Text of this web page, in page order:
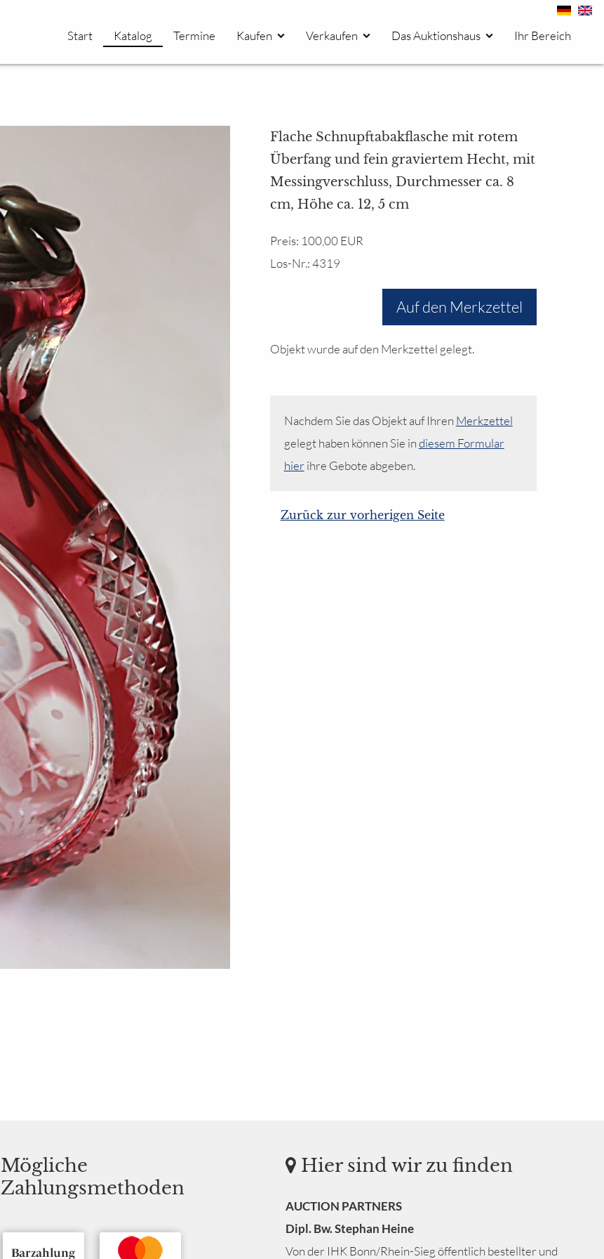
Start Katalog Termine Kaufen Verkaufen Das Auktionshaus Ihr Bereich
Flache Schnupftabakflasche mit rotem
Überfang und fein graviertem Hecht, mit
Messingverschluss, Durchmesser ca. 8
cm, Höhe ca. 12, 5 cm
Preis: 100,00 EUR
Los-Nr.: 4319
Auf den Merkzettel
Objekt wurde auf den Merkzettel gelegt.
Nachdem Sie das Objekt auf Ihren Merkzettel
gelegt haben können Sie indiesem Formular
hierihre Gebote abgeben.
Zurück zur vorherigen Seite
Mögliche
Zahlungsmethoden
Hier sind wir zu finden
AUCTION PARTNERS
Dipl. Bw. Stephan Heine
Von der IHK Bonn/Rhein-Sieg öffentlich bestellter und